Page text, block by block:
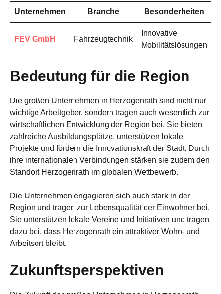
Unternehmen Branche Besonderheiten
FEV GmbH Fahrzeugtechnik
Innovative
Mobilitätslösungen
Bedeutung für die Region
Die großen Unternehmen in Herzogenrath sind nicht nur
wichtige Arbeitgeber, sondern tragen auch wesentlich zur
wirtschaftlichen Entwicklung der Region bei. Sie bieten
zahlreiche Ausbildungsplätze, unterstützen lokale
Projekte und fördern die Innovationskraft der Stadt. Durch
ihre internationalen Verbindungen stärken sie zudem den
Standort Herzogenrath im globalen Wettbewerb.
Die Unternehmen engagieren sich auch stark in der
Region und tragen zur Lebensqualität der Einwohner bei.
Sie unterstützen lokale Vereine und Initiativen und tragen
dazu bei, dass Herzogenrath ein attraktiver Wohn- und
Arbeitsort bleibt.
Zukunftsperspektiven